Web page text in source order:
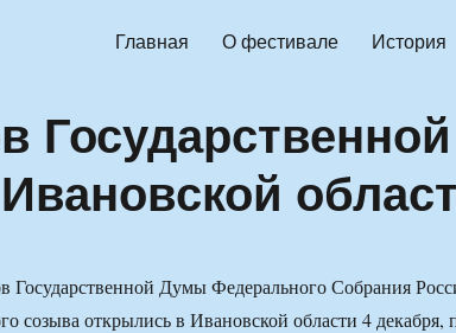
Главная О фестивале История
Государственной
Государственной Думы Федерального Собрания
созыва открылись в Ивановской области 4 декабря,